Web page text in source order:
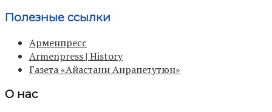
Полезные ссылки
Арменпресс
Armenpress | History
Газета «Айастани Анрапетутюн»
О нас